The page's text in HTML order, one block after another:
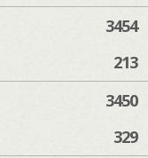
3454
213
3450
329